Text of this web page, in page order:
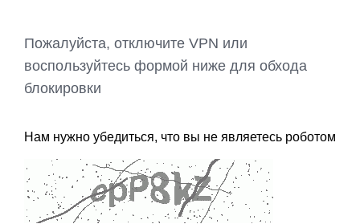
Пожалуйста, отключите VPN или
воспользуйтесь формой ниже для обхода
блокировки
Нам нужно убедиться, что вы не являетесь роботом